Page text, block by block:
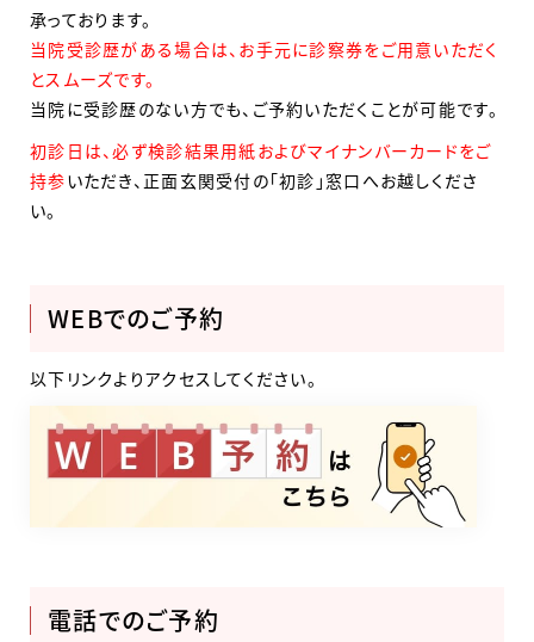
承っております。
当院受診歴がある場合は、お手元に診察券をご用意いただく
とスムーズです。
当院に受診歴のない方でも、ご予約いただくことが可能です。
初診日は、必ず検診結果用紙およびマイナンバーカードをご
持参いただき、正面玄関受付の「初診」窓口へお越しくださ
い。
WEBでのご予約
以下リンクよりアクセスしてください。
電話でのご予約